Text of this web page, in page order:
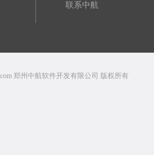
联系中航
郑州中航软件开发有限公司 版权所有